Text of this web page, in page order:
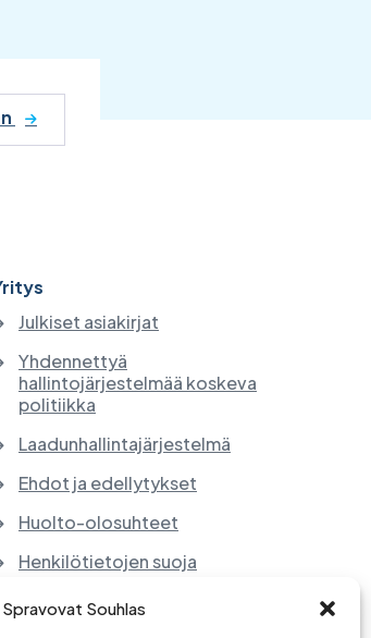
Spravovat Souhlas
Julkiset asiakirjat
Yhdennettyä
hallintojärjestelmää koskeva
politiikka
Laadunhallintajärjestelmä
Ehdot ja edellytykset
Huolto-olosuhteet
Henkilötietojen suoja
Sähkölaitteiden ja paristojen
takaisinotto